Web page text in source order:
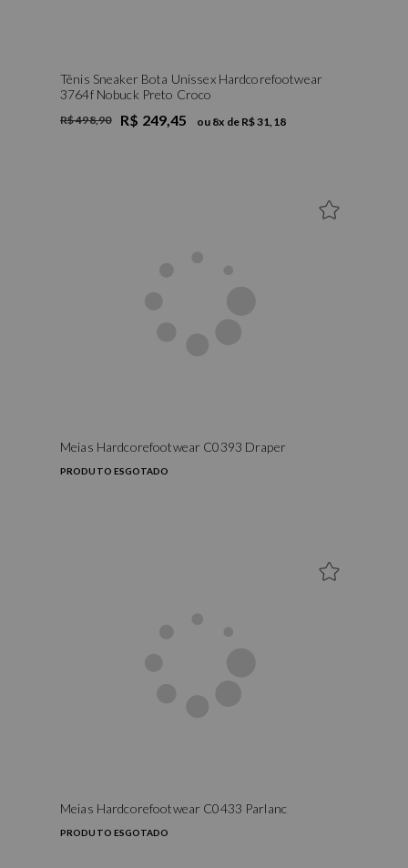
Tênis Sneaker Bota Unissex Hardcorefootwear
3764f Nobuck Preto Croco
R$ 498,90 R$ 249,45 ou 8x de R$ 31,18
Meias Hardcorefootwear C0393 Draper
PRODUTO ESGOTADO
Meias Hardcorefootwear C0433 Parlanc
PRODUTO ESGOTADO